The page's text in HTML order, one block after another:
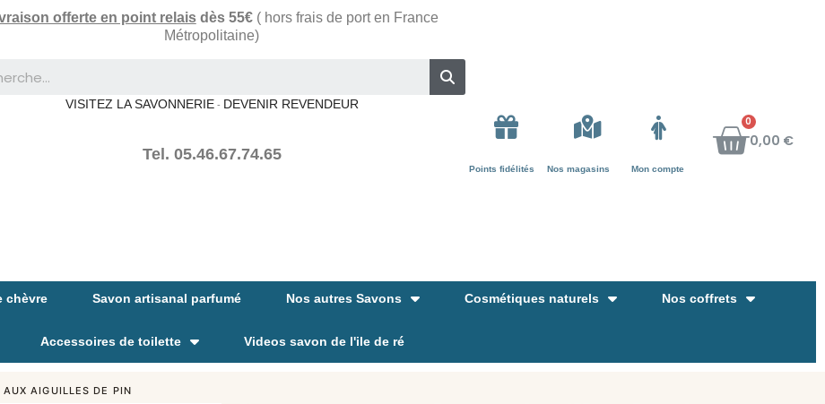
VISITEZ LA SAVONNERIE - DEVENIR REVENDEUR
Tel. 05.46.67.74.65
offerte en point relaisdès 55€( hors frais de port en France
Métropolitaine)
Points fidélités Nos magasins Mon compte
0,00 €
chèvre Savon artisanal parfumé Nos autres Savons Cosmétiques naturels Nos coffrets
Accessoires de toilette Videos savon de l'ile de ré
AIGUILLES DE PIN